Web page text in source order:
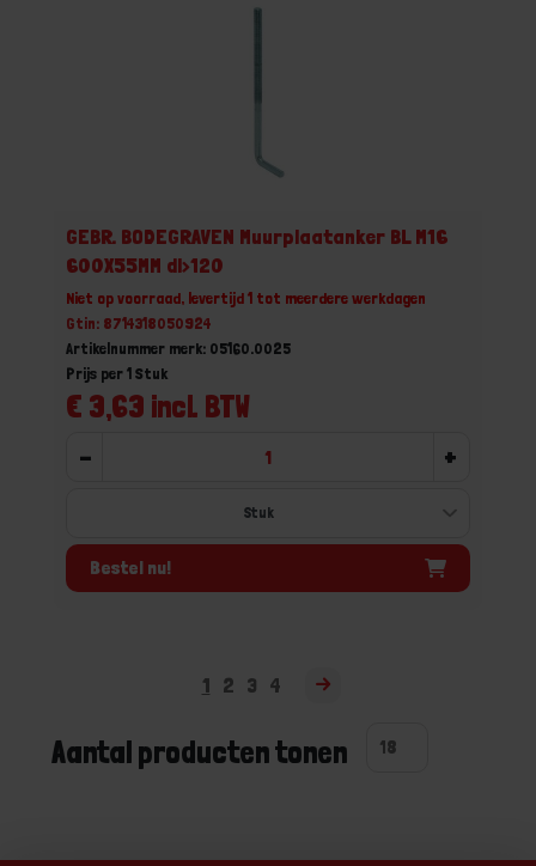
GEBR. BODEGRAVEN Muurplaatanker BL M16
600X55MM dl>120
Niet op voorraad, levertijd 1 tot meerdere werkdagen
Gtin: 8714318050924
Artikelnummer merk: 05160.0025
€ 3,63 incl. BTW
Prijs per 1 Stuk
- +
Bestel nu!
1 2 3 4
Aantal producten tonen